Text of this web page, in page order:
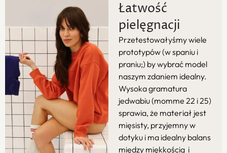
Łatwość
pielęgnacji
Przetestowałyśmy wiele
prototypów (w spaniu i
praniu;) by wybrać model
naszym zdaniem idealny.
Wysoka gramatura
jedwabiu (momme 22 i 25)
sprawia, że materiał jest
mięsisty, przyjemny w
dotyku i ma idealny balans
między miękkością i